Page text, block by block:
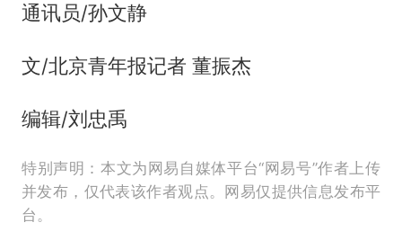
通讯员/孙文静
文/北京青年报记者 董振杰
编辑/刘忠禹
特别声明：本文为网易自媒体平台“网易号”作者上传
并发布，仅代表该作者观点。网易仅提供信息发布平
台。